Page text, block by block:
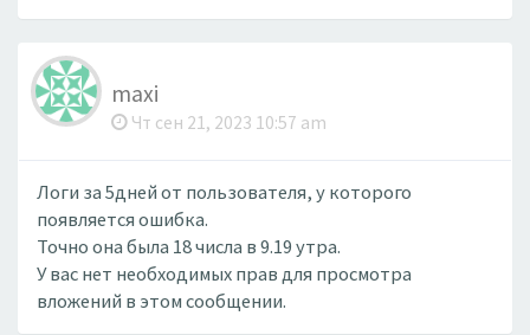
maxi
Чт сен 21, 2023 10:57 am
Логи за 5дней от пользователя, у которого
появляется ошибка.
Точно она была 18 числа в 9.19 утра.
У вас нет необходимых прав для просмотра
вложений в этом сообщении.